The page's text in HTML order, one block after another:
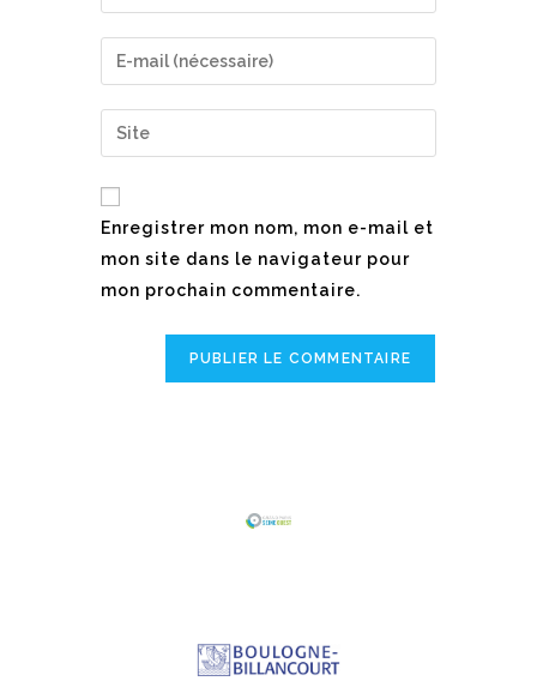
Enregistrer mon nom, mon e-mail et
mon site dans le navigateur pour
mon prochain commentaire.